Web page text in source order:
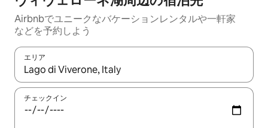
Airbnbでユニークなバ⁠ケ⁠ー⁠シ⁠ョ⁠ンレ⁠ン⁠タ⁠ルや一⁠軒⁠家
な⁠ど⁠を予⁠約⁠し⁠よ⁠う
エリア
検索結果が表示されたら、上下の矢印キーを使って移動するか
チェックイン